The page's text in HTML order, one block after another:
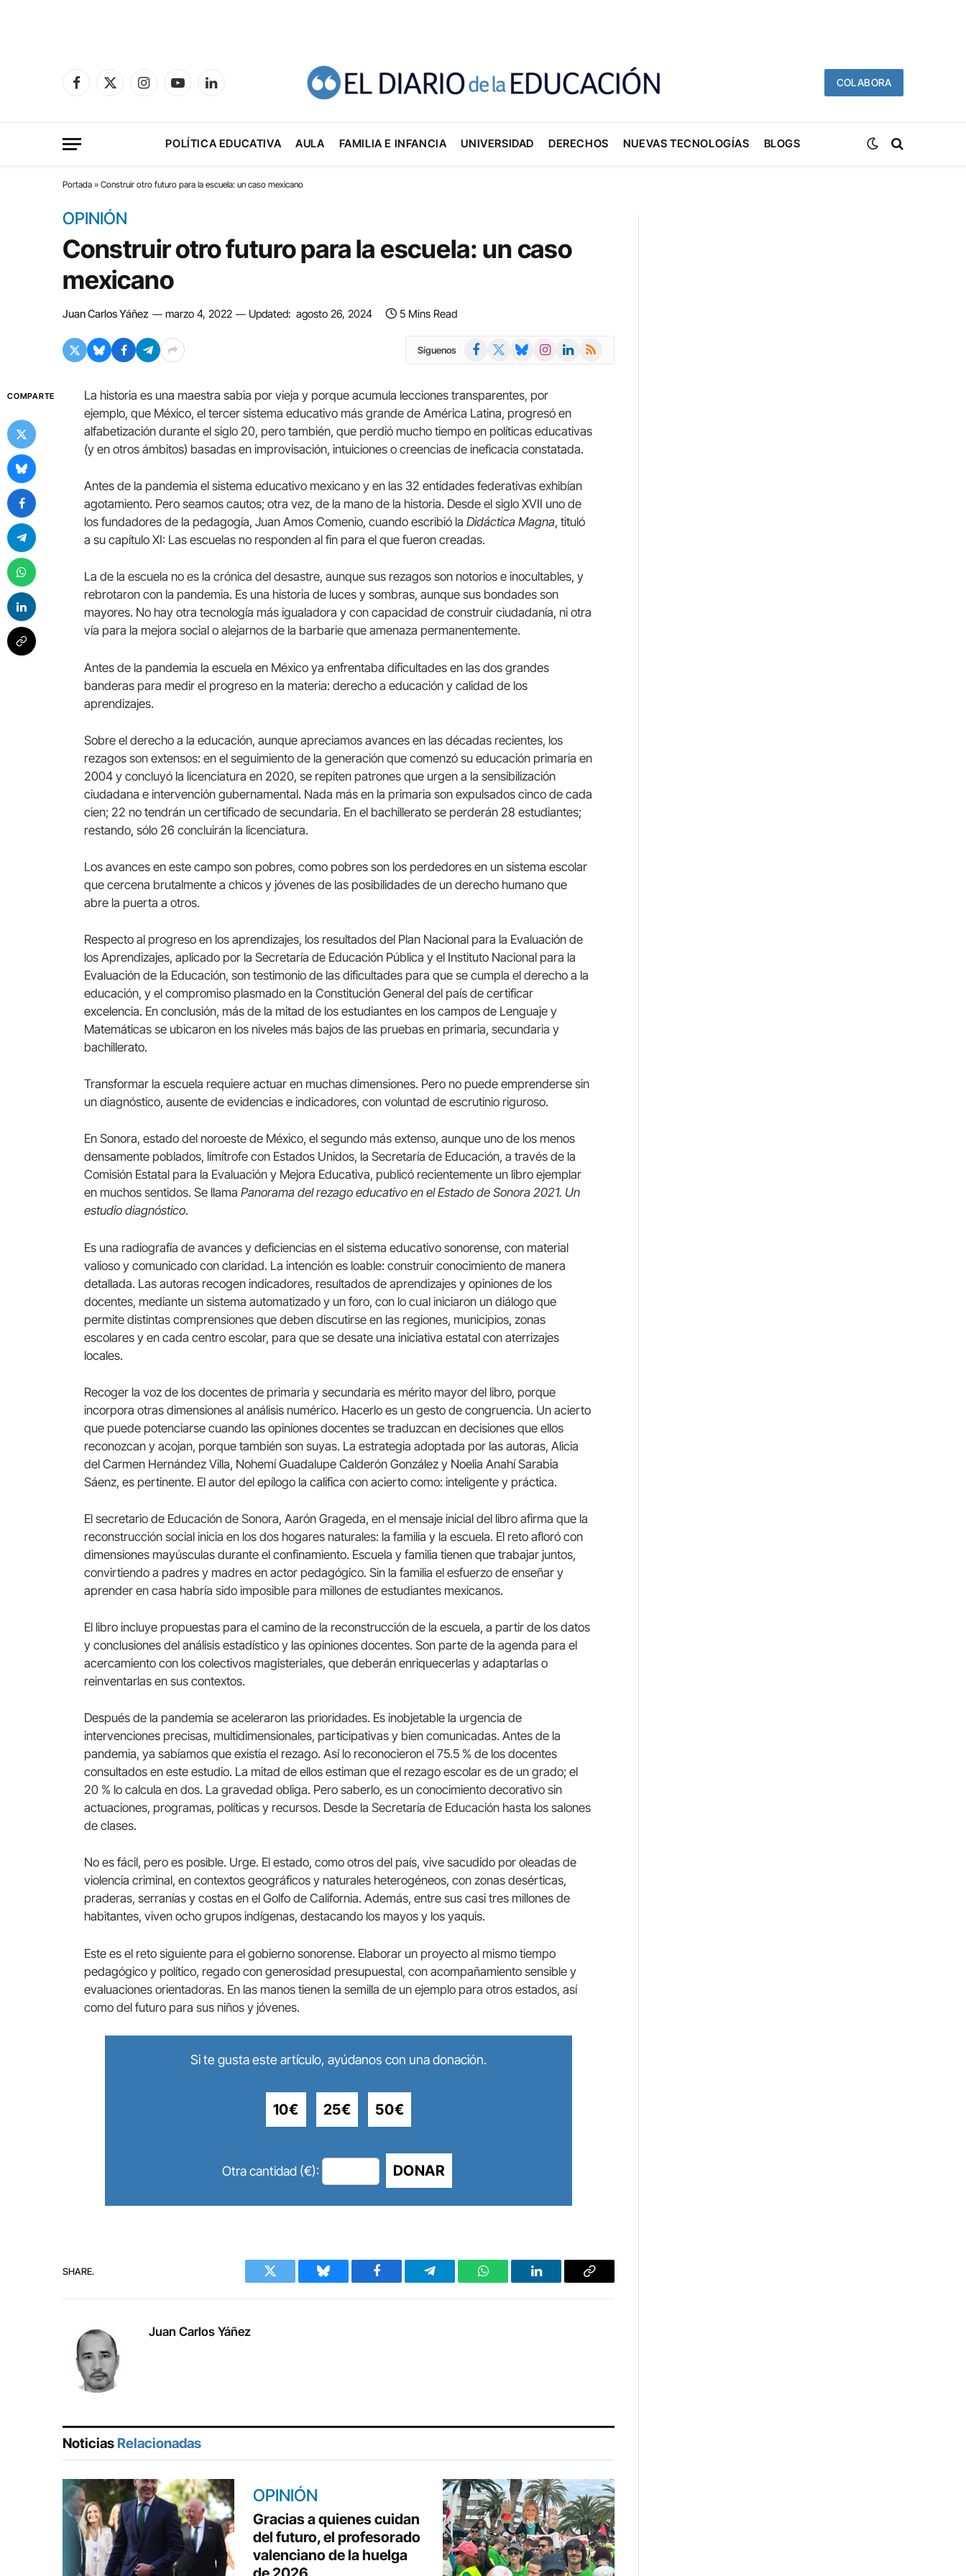
Facebook
X
InstagramYouTubeLinkedIn
COLABORA
POLÍTICA EDUCATIVA AULA FAMILIA E INFANCIA UNIVERSIDAD DERECHOS NUEVAS TECNOLOGÍAS BLOGS
Portada » Construir otro futuro para la escuela: un caso mexicano
OPINIÓN
Construir otro futuro para la escuela: un caso
mexicano
Juan Carlos Yáñez marzo 4, 2022 Updated: agosto 26, 2024 5 Mins Read
Síguenos Facebook BlueskyInstagramLinkedIn
RSS
COMPARTE
La historia es una maestra sabia por vieja y porque acumula lecciones transparentes, por
ejemplo, que México, el tercer sistema educativo más grande de América Latina, progresó en
alfabetización durante el siglo 20, pero también, que perdió mucho tiempo en políticas educativas
(y en otros ámbitos) basadas en improvisación, intuiciones o creencias de ineficacia constatada.
Antes de la pandemia el sistema educativo mexicano y en las 32 entidades federativas exhibían
agotamiento. Pero seamos cautos; otra vez, de la mano de la historia. Desde el siglo XVII uno de
los fundadores de la pedagogía, Juan Amos Comenio, cuando escribió laDidáctica Magna, tituló
a su capítulo XI: Las escuelas no responden al fin para el que fueron creadas.
La de la escuela no es la crónica del desastre, aunque sus rezagos son notorios e inocultables, y
rebrotaron con la pandemia. Es una historia de luces y sombras, aunque sus bondades son
mayores. No hay otra tecnología más igualadora y con capacidad de construir ciudadanía, ni otra
vía para la mejora social o alejarnos de la barbarie que amenaza permanentemente.
Antes de la pandemia la escuela en México ya enfrentaba dificultades en las dos grandes
banderas para medir el progreso en la materia: derecho a educación y calidad de los
aprendizajes.
Sobre el derecho a la educación, aunque apreciamos avances en las décadas recientes, los
rezagos son extensos: en el seguimiento de la generación que comenzó su educación primaria en
2004 y concluyó la licenciatura en 2020, se repiten patrones que urgen a la sensibilización
ciudadana e intervención gubernamental. Nada más en la primaria son expulsados cinco de cada
cien; 22 no tendrán un certificado de secundaria. En el bachillerato se perderán 28 estudiantes;
restando, sólo 26 concluirán la licenciatura.
Los avances en este campo son pobres, como pobres son los perdedores en un sistema escolar
que cercena brutalmente a chicos y jóvenes de las posibilidades de un derecho humano que
abre la puerta a otros.
Respecto al progreso en los aprendizajes, los resultados del Plan Nacional para la Evaluación de
los Aprendizajes, aplicado por la Secretaría de Educación Pública y el Instituto Nacional para la
Evaluación de la Educación, son testimonio de las dificultades para que se cumpla el derecho a la
educación, y el compromiso plasmado en la Constitución General del país de certificar
excelencia. En conclusión, más de la mitad de los estudiantes en los campos de Lenguaje y
Matemáticas se ubicaron en los niveles más bajos de las pruebas en primaria, secundaria y
bachillerato.
Transformar la escuela requiere actuar en muchas dimensiones. Pero no puede emprenderse sin
un diagnóstico, ausente de evidencias e indicadores, con voluntad de escrutinio riguroso.
En Sonora, estado del noroeste de México, el segundo más extenso, aunque uno de los menos
densamente poblados, limítrofe con Estados Unidos, la Secretaría de Educación, a través de la
Comisión Estatal para la Evaluación y Mejora Educativa, publicó recientemente un libro ejemplar
en muchos sentidos. Se llamaPanorama del rezago educativo en el Estado de Sonora 2021. Un
estudio diagnóstico.
Es una radiografía de avances y deficiencias en el sistema educativo sonorense, con material
valioso y comunicado con claridad. La intención es loable: construir conocimiento de manera
detallada. Las autoras recogen indicadores, resultados de aprendizajes y opiniones de los
docentes, mediante un sistema automatizado y un foro, con lo cual iniciaron un diálogo que
permite distintas comprensiones que deben discutirse en las regiones, municipios, zonas
escolares y en cada centro escolar, para que se desate una iniciativa estatal con aterrizajes
locales.
Recoger la voz de los docentes de primaria y secundaria es mérito mayor del libro, porque
incorpora otras dimensiones al análisis numérico. Hacerlo es un gesto de congruencia. Un acierto
que puede potenciarse cuando las opiniones docentes se traduzcan en decisiones que ellos
reconozcan y acojan, porque también son suyas. La estrategia adoptada por las autoras, Alicia
del Carmen Hernández Villa, Nohemí Guadalupe Calderón González y Noelia Anahí Sarabia
Sáenz, es pertinente. El autor del epílogo la califica con acierto como: inteligente y práctica.
El secretario de Educación de Sonora, Aarón Grageda, en el mensaje inicial del libro afirma que la
reconstrucción social inicia en los dos hogares naturales: la familia y la escuela. El reto afloró con
dimensiones mayúsculas durante el confinamiento. Escuela y familia tienen que trabajar juntos,
convirtiendo a padres y madres en actor pedagógico. Sin la familia el esfuerzo de enseñar y
aprender en casa habría sido imposible para millones de estudiantes mexicanos.
El libro incluye propuestas para el camino de la reconstrucción de la escuela, a partir de los datos
y conclusiones del análisis estadístico y las opiniones docentes. Son parte de la agenda para el
acercamiento con los colectivos magisteriales, que deberán enriquecerlas y adaptarlas o
reinventarlas en sus contextos.
Después de la pandemia se aceleraron las prioridades. Es inobjetable la urgencia de
intervenciones precisas, multidimensionales, participativas y bien comunicadas. Antes de la
pandemia, ya sabíamos que existía el rezago. Así lo reconocieron el 75.5 % de los docentes
consultados en este estudio. La mitad de ellos estiman que el rezago escolar es de un grado; el
20 % lo calcula en dos. La gravedad obliga. Pero saberlo, es un conocimiento decorativo sin
actuaciones, programas, políticas y recursos. Desde la Secretaría de Educación hasta los salones
de clases.
No es fácil, pero es posible. Urge. El estado, como otros del país, vive sacudido por oleadas de
violencia criminal, en contextos geográficos y naturales heterogéneos, con zonas desérticas,
praderas, serranías y costas en el Golfo de California. Además, entre sus casi tres millones de
habitantes, viven ocho grupos indígenas, destacando los mayos y los yaquis.
Este es el reto siguiente para el gobierno sonorense. Elaborar un proyecto al mismo tiempo
pedagógico y político, regado con generosidad presupuestal, con acompañamiento sensible y
evaluaciones orientadoras. En las manos tienen la semilla de un ejemplo para otros estados, así
como del futuro para sus niños y jóvenes.
Si te gusta este artículo, ayúdanos con una donación.
10€ 25€ 50€
Otra cantidad (€): DONAR
SHARE.
Twitter Bluesky Facebook Telegram WhatsAppLinkedIn Copy
Juan Carlos Yáñez
Noticias Relacionadas
OPINIÓN
Gracias a quienes cuidan
del futuro, el profesorado
valenciano de la huelga